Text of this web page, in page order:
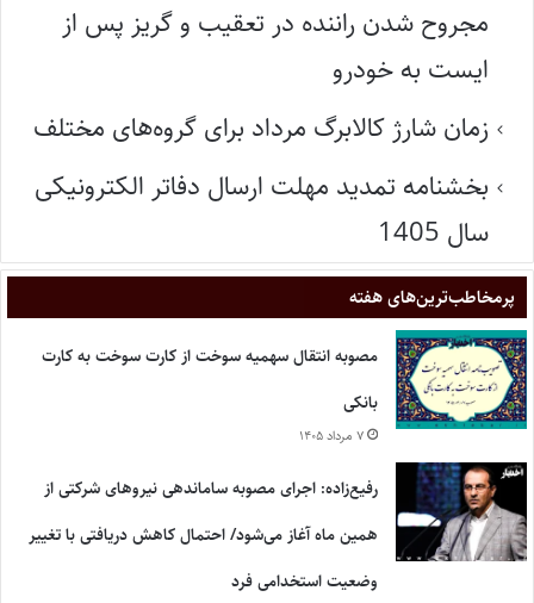
مجروح شدن راننده در تعقیب و گریز پس از
ایست به خودرو
زمان شارژ کالابرگ مرداد برای گروه‌های مختلف
بخشنامه تمدید مهلت ارسال دفاتر الکترونیکی
سال 1405
پر‌مخاطب‌ترین‌های هفته
مصوبه انتقال سهمیه سوخت از کارت سوخت به کارت
بانکی
۷ مرداد ۱۴۰۵
رفیع‌زاده: اجرای مصوبه ساماندهی نیروهای شرکتی از
همین ماه آغاز می‌شود/ احتمال کاهش دریافتی با تغییر
وضعیت استخدامی فرد